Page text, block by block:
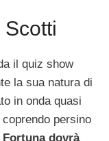
il quiz show
la sua natura di
in onda quasi
persino
dovrà